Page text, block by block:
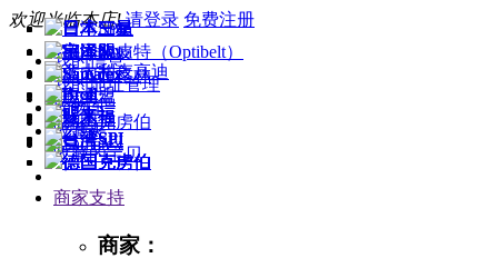
欢迎光临本店! 请登录 免费注册
我的信息
我的地址管理
购物车
收藏夹
收藏的宝贝
商家支持
商家：